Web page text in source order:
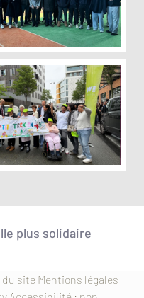
plus solidaire
du site Mentions légales